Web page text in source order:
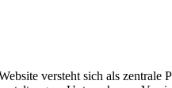
versteht sich als zentrale